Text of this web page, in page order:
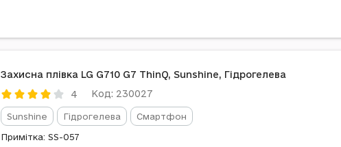
Захисна плівка LG G710 G7 ThinQ, Sunshine, Гідрогелева
4
Код: 230027
Sunshine Гідрогелева Смартфон
Примітка: SS-057